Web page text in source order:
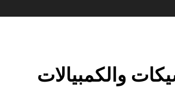
والكمبيالات